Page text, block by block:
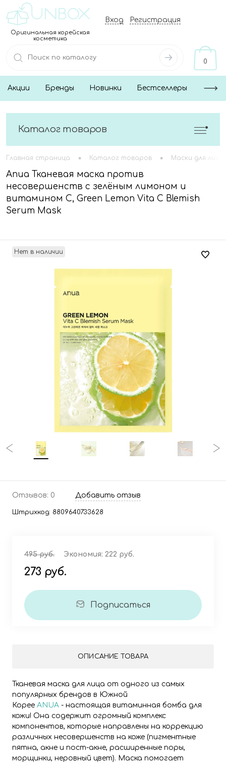
Оригинальная корейская
косметика
Вход Регистрация
0
Акции Бренды Новинки Бестселлеры
Каталог товаров
Главная страница • Каталог товаров • Маски для лица
Anua Тканевая маска против
несовершенств с зелёным лимоном и
витамином С, Green Lemon Vita C Blemish
Serum Mask
Нет в наличии
Отзывов: 0 Добавить отзыв
Штрихкод: 8809640733628
495 руб. Экономия: 222 руб.
273 руб.
Подписаться
ОПИСАНИЕ ТОВАРА
Тканевая маска для лица от одного из самых
популярных брендов в Южной
Корее ANUA - настоящая витаминная бомба для
кожи! Она содержит огромный комплекс
компонентов, которые направлены на коррекцию
различных несовершенств на коже (пигментные
пятна, акне и пост-акне, расширенные поры,
морщинки, неровный цвет). Маска помогает